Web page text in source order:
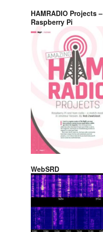
HAMRADIO Projects –
Raspberry Pi
WebSRD